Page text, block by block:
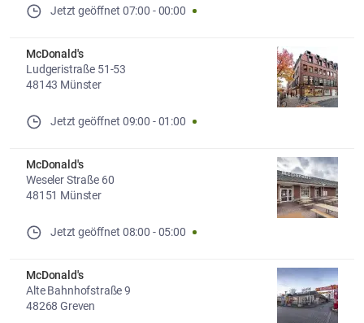
Jetzt geöffnet 07:00 -00:00
McDonald's
Ludgeristraße 51-53
48143 Münster
Jetzt geöffnet 09:00 -01:00
McDonald's
Weseler Straße 60
48151 Münster
Jetzt geöffnet 08:00 -05:00
McDonald's
Alte Bahnhofstraße 9
48268 Greven